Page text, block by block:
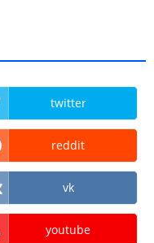
twitter
reddit
vk
youtube